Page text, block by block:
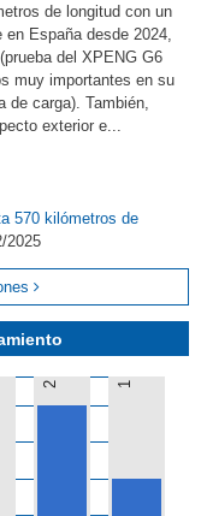
2 1
de longitud con un
España desde 2024,
del XPENG G6
muy importantes en su
de carga). También,
exterior e...
570 kilómetros de
2025